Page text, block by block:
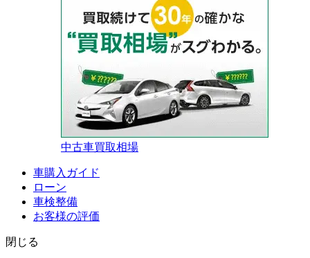
中古車買取相場
車購入ガイド
ローン
車検整備
お客様の評価
閉じる